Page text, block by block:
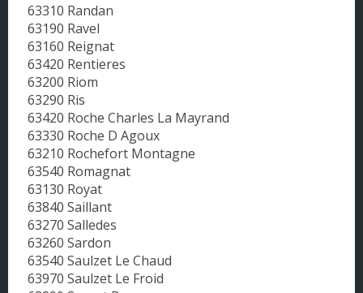
63310 Randan
63190 Ravel
63160 Reignat
63420 Rentieres
63200 Riom
63290 Ris
63420 Roche Charles La Mayrand
63330 Roche D Agoux
63210 Rochefort Montagne
63540 Romagnat
63130 Royat
63840 Saillant
63270 Salledes
63260 Sardon
63540 Saulzet Le Chaud
63970 Saulzet Le Froid